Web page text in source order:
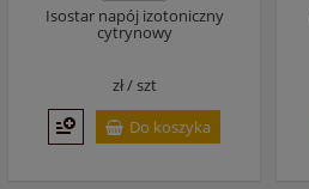
Isostar napój izotoniczny
cytrynowy
zł /szt
Do koszyka